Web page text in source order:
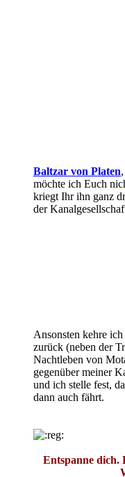
Baltzar von Platen
möchte ich Euch
kriegt Ihr ihn ganz
der
Ansonsten kehre
zurück (neben der
Nachtleben von
gegenüber meiner
und ich stelle fest,
dann auch fährt.
Entspanne dich.